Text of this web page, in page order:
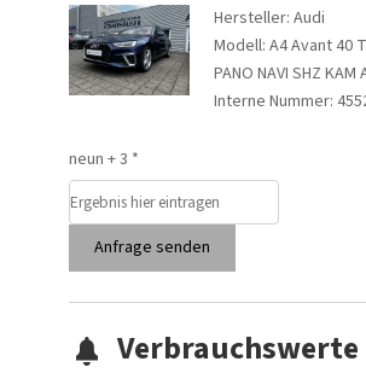
Hersteller: Audi
Modell: A4 Avant 40
PANO NAVI SHZ KAM
Interne Nummer:
neun + 3 *
Anfrage senden
Verbrauchswerte